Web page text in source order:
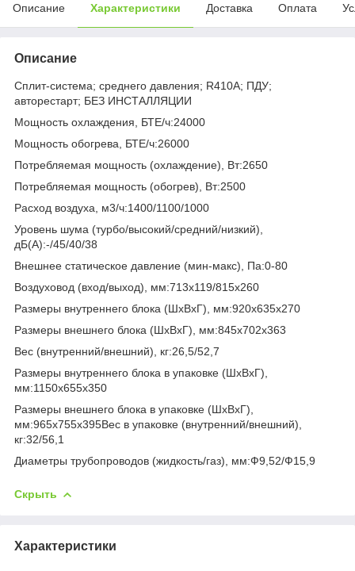
Описание Характеристики Доставка Оплата
Описание
Сплит-система; среднего давления; R410А; ПДУ;
авторестарт; БЕЗ ИНСТАЛЛЯЦИИ
Мощность охлаждения, БТЕ/ч:24000
Мощность обогрева, БТЕ/ч:26000
Потребляемая мощность (охлаждение), Вт:2650
Потребляемая мощность (обогрев), Вт:2500
Расход воздуха, м3/ч:1400/1100/1000
Уровень шума (турбо/высокий/средний/низкий),
дБ(А):-/45/40/38
Внешнее статическое давление (мин-макс), Па:0-80
Воздуховод (вход/выход), мм:713х119/815х260
Размеры внутреннего блока (ШхВхГ), мм:920х635х270
Размеры внешнего блока (ШхВхГ), мм:845х702х363
Вес (внутренний/внешний), кг:26,5/52,7
Размеры внутреннего блока в упаковке (ШхВхГ),
мм:1150х655х350
Размеры внешнего блока в упаковке (ШхВхГ),
мм:965х755х395Вес в упаковке (внутренний/внешний),
кг:32/56,1
Диаметры трубопроводов (жидкость/газ), мм:Ф9,52/Ф15,9
Скрыть
Характеристики